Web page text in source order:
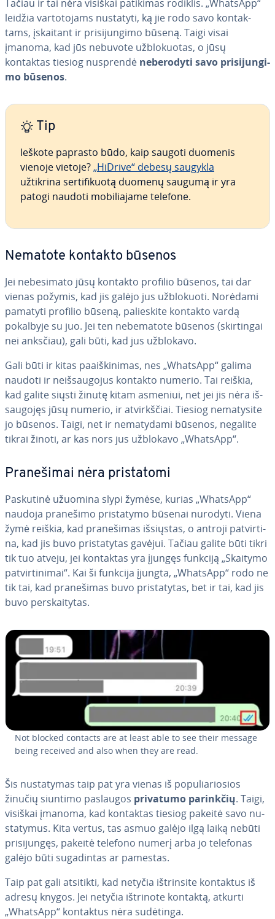
Tačiau ir tai nėra visiškai patikimas rodiklis. „WhatsApp“
leidžia var­to­to­jams nustatyti, ką jie rodo savo kon­tak­
tams, įskaitant ir pri­si­jun­gi­mo būseną. Taigi visai
įmanoma, kad jūs nebuvote už­blo­kuo­tas, o jūsų
kontaktas tiesiog nusprendė ne­be­ro­dy­ti savo pri­si­jun­gi­
mo būsenos.
Tip
Ieškote paprasto būdo, kaip saugoti duomenis
vienoje vietoje?„HiDrive“ debesų saugykla
užtikrina ser­ti­fi­kuo­tą duomenų saugumą ir yra
patogi naudoti mo­bi­lia­ja­me telefone.
Nematote kontakto būsenos
Jei ne­be­si­ma­to jūsų kontakto profilio būsenos, tai dar
vienas požymis, kad jis galėjo jus už­blo­kuo­ti. Norėdami
pamatyti profilio būseną, pa­lie­s­ki­te kontakto vardą
pokalbyje su juo. Jei ten ne­be­ma­to­te būsenos (skir­tin­gai
nei anksčiau), gali būti, kad jus užblokavo.
Gali būti ir kitas pa­aiš­ki­ni­mas, nes „WhatsApp“ galima
naudoti ir ne­iš­sau­go­jus kontakto numerio. Tai reiškia,
kad galite siųsti žinutę kitam asmeniui, net jei jis nėra iš­
sau­go­jęs jūsų numerio, ir at­virkš­čiai. Tiesiog ne­ma­ty­si­te
jo būsenos. Taigi, net ir ne­ma­ty­da­mi būsenos, negalite
tikrai žinoti, ar kas nors jus užblokavo „WhatsApp“.
Pra­ne­ši­mai nėra pri­sta­to­mi
Paskutinė užuomina slypi žymėse, kurias „WhatsApp“
naudoja pranešimo pri­sta­ty­mo būsenai nurodyti. Viena
žymė reiškia, kad pra­ne­ši­mas išsiųstas, o antroji pa­tvir­ti­
na, kad jis buvo pri­sta­ty­tas gavėjui. Tačiau galite būti tikri
tik tuo atveju, jei kontaktas yra įjungęs funkciją „Skaitymo
pa­tvir­ti­ni­mai“. Kai ši funkcija įjungta, „WhatsApp“ rodo ne
tik tai, kad pra­ne­ši­mas buvo pri­sta­ty­tas, bet ir tai, kad jis
buvo per­skai­ty­tas.
Not blocked contacts are at least able to see their message
being received and also when they are read.
Šis nu­sta­ty­mas taip pat yra vienas iš po­pu­lia­rio­sios
žinučių siuntimo paslaugos privatumo parinkčių. Taigi,
visiškai įmanoma, kad kontaktas tiesiog pakeitė savo nu­
sta­ty­mus. Kita vertus, tas asmuo galėjo ilgą laiką nebūti
pri­si­jun­gęs, pakeitė telefono numerį arba jo telefonas
galėjo būti su­ga­din­tas ar pamestas.
Taip pat gali atsitikti, kad netyčia iš­trin­si­te kontaktus iš
adresų knygos. Jei netyčia ištrinote kontaktą, atkurti
„WhatsApp“ kontaktus nėra sudėtinga.